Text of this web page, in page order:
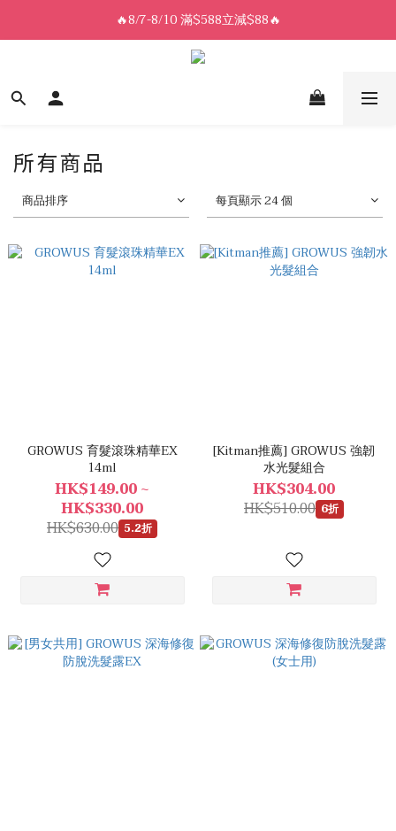
8/7-8/10 全館限時$188免運🛒
🔥8/7-8/10 滿$588立減$88🔥
8/7-8/10 全館限時$188免運🛒
所有商品
商品排序 每頁顯示 24 個
GROWUS 育髮滾珠精華EX
14ml
HK$149.00 ~
HK$330.00
HK$630.00 5.2折
[Kitman推薦] GROWUS 強韌
水光髮組合
HK$304.00
HK$510.00 6折